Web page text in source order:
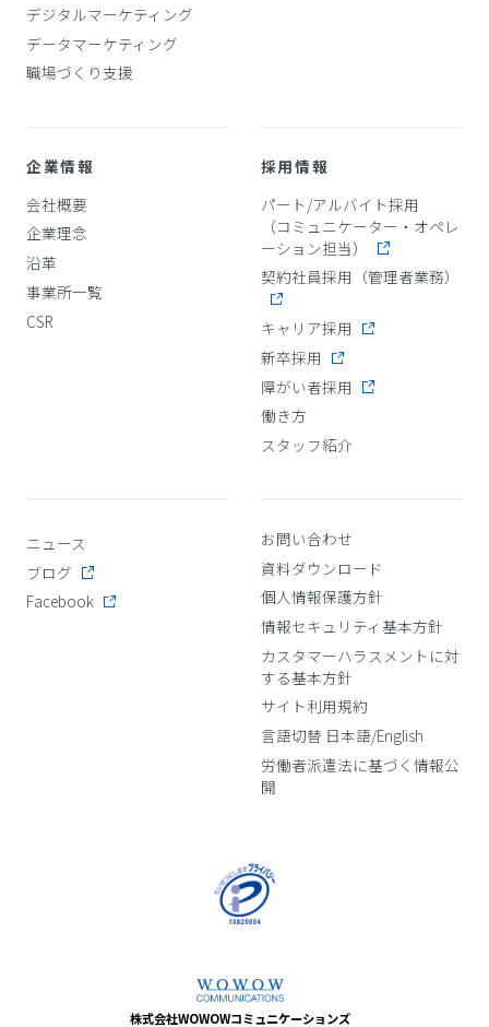
デジタルマーケティング
データマーケティング
職場づくり支援
企業情報
会社概要
企業理念
沿革
事業所一覧
CSR
採用情報
パート/アルバイト採用
（コミュニケーター・オペレ
ーション担当）
契約社員採用（管理者業務）
キャリア採用
新卒採用
障がい者採用
働き方
スタッフ紹介
ニュース
ブログ
Facebook
お問い合わせ
資料ダウンロード
個人情報保護方針
情報セキュリティ基本方針
カスタマーハラスメントに対
する基本方針
サイト利用規約
言語切替 日本語/English
労働者派遣法に基づく情報公
開
株式会社WOWOWコミュニケーションズ